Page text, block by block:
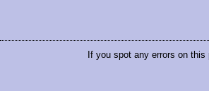
If you spot any errors on